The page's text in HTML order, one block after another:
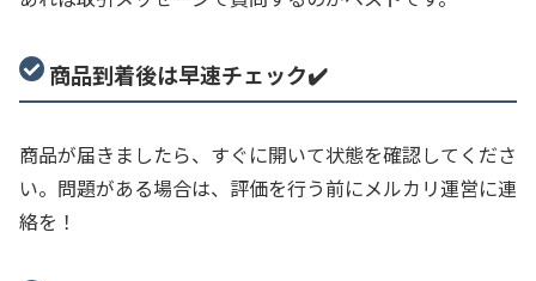
商品到着後は早速チェック✔️
商品が届きましたら、すぐに開いて状態を確認してくださ
い。問題がある場合は、評価を行う前にメルカリ運営に連
絡を！